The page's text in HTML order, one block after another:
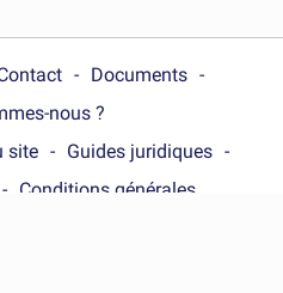
Documents
nous ?
site
Guides juridiques
Conditions générales